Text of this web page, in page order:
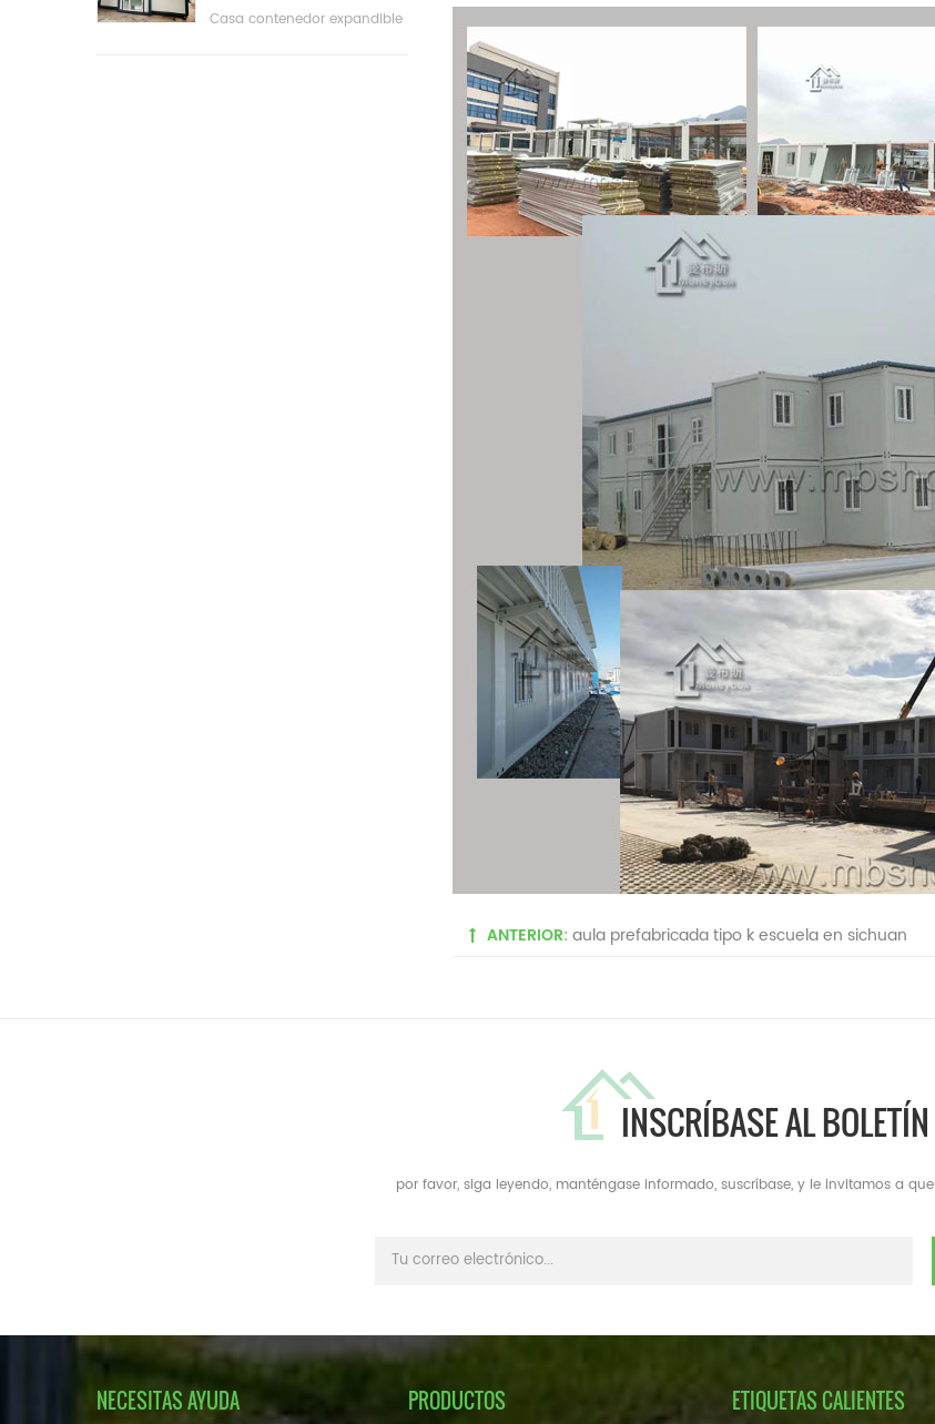
pies con tres dormitorios
Casa contenedor expandible
ANTERIOR:aula prefabricada tipo k escuela en sichuan
INSCRÍBASE AL BOLETÍN
por favor, siga leyendo, manténgase informado, suscríbase, y le invitamos a
NECESITAS AYUDA PRODUCTOS ETIQUETAS CALIENTES